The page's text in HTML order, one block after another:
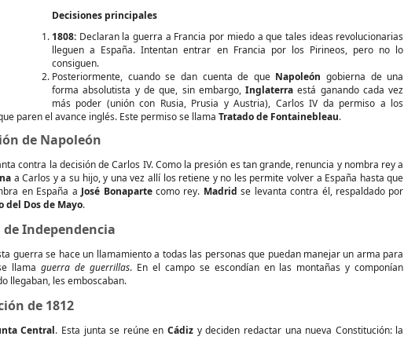
Decisiones principales
1808: Declaran la guerra a Francia por miedo a que tales ideas revolucionarias
lleguen a España. Intentan entrar en Francia por los Pirineos, pero no lo
consiguen.
Posteriormente, cuando se dan cuenta de que Napoleón gobierna de una
forma absolutista y de que, sin embargo,Inglaterra está ganando cada vez
más poder (unión con Rusia, Prusia y Austria), Carlos IV da permiso a los
paren el avance inglés. Este permiso se llama Tratado de Fontainebleau.
de Napoleón
contra la decisión de Carlos IV. Como la presión es tan grande, renuncia y nombra rey a
a Carlos y a su hijo, y una vez allí los retiene y no les permite volver a España hasta que
en España a José Bonapartecomo rey. Madrid se levanta contra él, respaldado por
del Dos de Mayo.
Independencia
guerra se hace un llamamiento a todas las personas que puedan manejar un arma para
llama guerra de guerrillas. En el campo se escondían en las montañas y componían
llegaban, les emboscaban.
de 1812
Central. Esta junta se reúne enCádiz y deciden redactar una nueva Constitución: la